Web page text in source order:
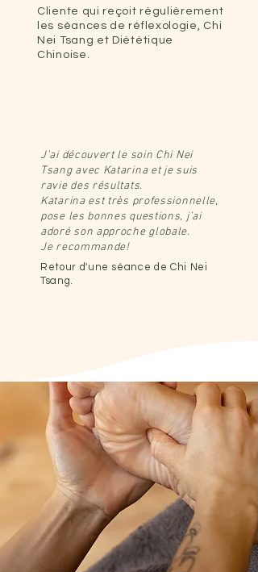
Cliente qui reçoit régulièrement
les séances de réflexologie, Chi
Nei Tsang et Diététique
Chinoise.
J’ai découvert le soin Chi Nei
Tsang avec Katarina et je suis
ravie des résultats.
Katarina est très professionnelle,
pose les bonnes questions, j’ai
adoré son approche globale.
Je recommande!
Retour d'une séance de Chi Nei
Tsang.